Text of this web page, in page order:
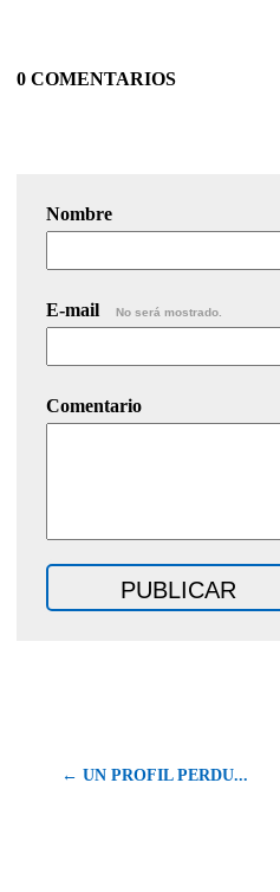
0 COMENTARIOS
Nombre
E-mail No será mostrado.
Comentario
← UN PROFIL PERDU...